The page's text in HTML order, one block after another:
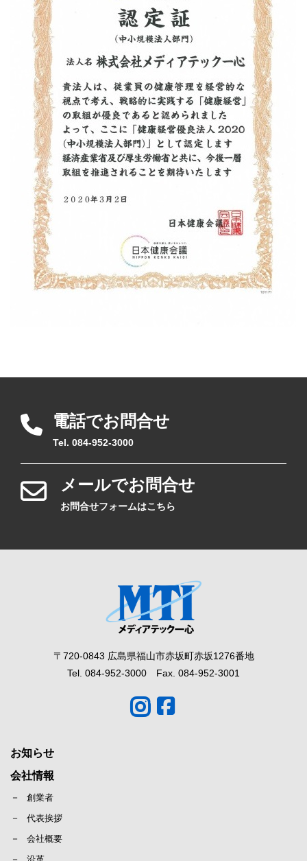
電話でお問合せ
Tel. 084-952-3000
メールでお問合せ
お問合せフォームはこちら
〒720-0843 広島県福山市赤坂町赤坂1276番地
Tel. 084-952-3000 Fax. 084-952-3001
お知らせ
会社情報
創業者
代表挨拶
会社概要